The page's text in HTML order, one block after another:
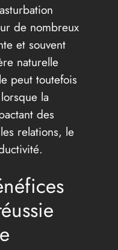
de nombreux
et souvent
naturelle
peut toutefois
la
des
relations, le